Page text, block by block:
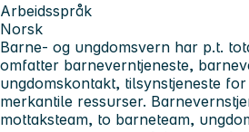
Arbeidsspråk
Norsk
Barne- og ungdomsvern har p.t.
omfatter barneverntjeneste,
ungdomskontakt, tilsynstjeneste
merkantile ressurser.
mottaksteam, to barneteam,